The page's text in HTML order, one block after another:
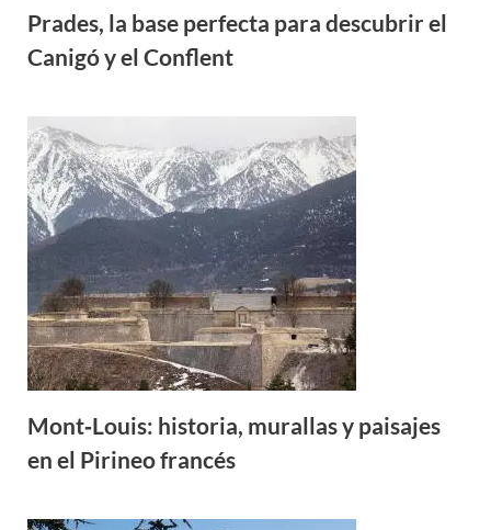
Prades, la base perfecta para descubrir el
Canigó y el Conflent
Mont‑Louis: historia, murallas y paisajes
en el Pirineo francés